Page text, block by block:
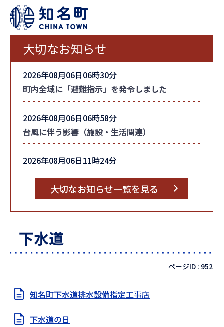
大切なお知らせ
2026年08月06日06時30分
町内全域に「避難指示」を発令しました
2026年08月06日06時58分
台風に伴う影響（施設・生活関連）
2026年08月06日11時24分
大切なお知らせ一覧を見る
下水道
ページID : 952
知名町下水道排水設備指定工事店
下水道の日